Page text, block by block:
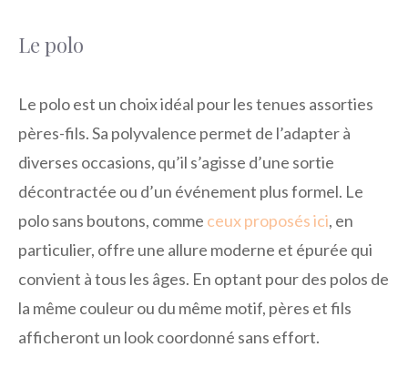
Le polo
Le polo est un choix idéal pour les tenues assorties
pères-fils. Sa polyvalence permet de l’adapter à
diverses occasions, qu’il s’agisse d’une sortie
décontractée ou d’un événement plus formel. Le
polo sans boutons, comme ceux proposés ici, en
particulier, offre une allure moderne et épurée qui
convient à tous les âges. En optant pour des polos de
la même couleur ou du même motif, pères et fils
afficheront un look coordonné sans effort.